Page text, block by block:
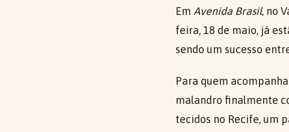
Em Avenida Brasil, no
feira, 18 de maio, já
sendo um sucesso
Para quem acompanha
malandro finalmente
tecidos no Recife, um